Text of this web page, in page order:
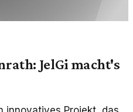
JelGi macht's